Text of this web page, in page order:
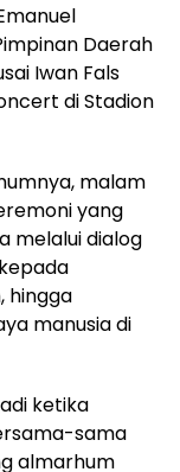
Daerah
Iwan Fals
di Stadion
malam
yang
melalui dialog
hingga
manusia di
ketika
sama
almarhum